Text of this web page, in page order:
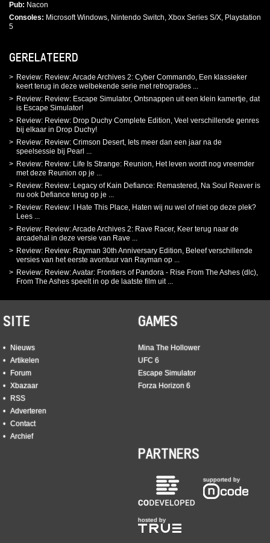
Pub
Nacon
Consoles
Microsoft Windows, Nintendo Switch, Xbox Series S/X, Playstation
5
GERELATEERD
Review: Review: Arcade Archives 2: Cyber Commando, Een klassieker
keert terug in deze welbekende serie met retrogrades ...
Review: Review: Escape Simulator, Ontsnappen uit een klein kamertje, dat
is Escape Simulator!
Review: Review: Drop Duchy Complete Edition, Veel verschillende genres
bij elkaar in Drop Duchy!
Review: Review: Crimson Desert, Iets meer dan een jaar na de
speelsessie bij Pearl ...
Review: Review: Life Is Strange: Reunion, Het leven wordt nog vreemder
met deze Reunion op je ...
Review: Review: Legacy of Kain Defiance: Remastered, Na Soul Reaver is
nu ook Defiance terug op je ...
Review: Review: I Hate This Place, Haten wij nu wel of niet op deze plek?
Lees ...
Review: Review: Arcade Archives 2: Rave Racer, Keer terug naar de
arcadehal in deze versie van Rave ...
Review: Review: Rayman 30th Anniversary Edition, Beleef verschillende
versies van het eerste avontuur van Rayman op ...
Review: Review: Avatar: Frontiers of Pandora - Rise From The Ashes (dlc),
From The Ashes speelt in op de laatste film uit ...
SITE
Nieuws
Artikelen
Forum
Xbazaar
RSS
Adverteren
Contact
Archief
GAMES
Mina The Hollower
UFC 6
Escape Simulator
Forza Horizon 6
PARTNERS
supported by
hosted by